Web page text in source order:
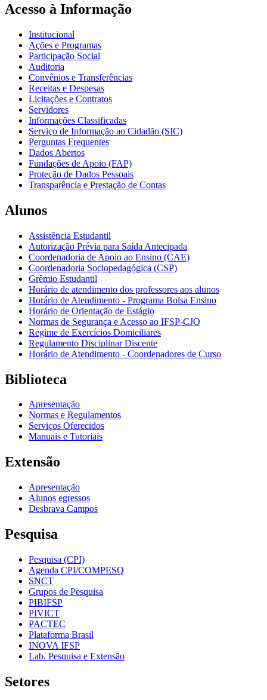
Acesso à Informação
Institucional
Ações e Programas
Participação Social
Auditoria
Convênios e Transferências
Receitas e Despesas
Licitações e Contratos
Servidores
Informações Classificadas
Serviço de Informação ao Cidadão (SIC)
Perguntas Frequentes
Dados Abertos
Fundações de Apoio (FAP)
Proteção de Dados Pessoais
Transparência e Prestação de Contas
Alunos
Assistência Estudantil
Autorização Prévia para Saída Antecipada
Coordenadoria de Apoio ao Ensino (CAE)
Coordenadoria Sociopedagógica (CSP)
Grêmio Estudantil
Horário de atendimento dos professores aos alunos
Horário de Atendimento - Programa Bolsa Ensino
Horário de Orientação de Estágio
Normas de Segurança e Acesso ao IFSP-CJO
Regime de Exercícios Domiciliares
Regulamento Disciplinar Discente
Horário de Atendimento - Coordenadores de Curso
Biblioteca
Apresentação
Normas e Regulamentos
Serviços Oferecidos
Manuais e Tutoriais
Extensão
Apresentação
Alunos egressos
Desbrava Campos
Pesquisa
Pesquisa (CPI)
Agenda CPI/COMPESQ
SNCT
Grupos de Pesquisa
PIBIFSP
PIVICT
PACTEC
Plataforma Brasil
INOVA IFSP
Lab. Pesquisa e Extensão
Setores